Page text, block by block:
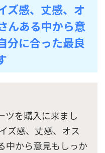
ズ感、丈感、オ
んある中から意
分に合った最良
ツを購入に来まし
ズ感、丈感、オス
中から意見もしっか